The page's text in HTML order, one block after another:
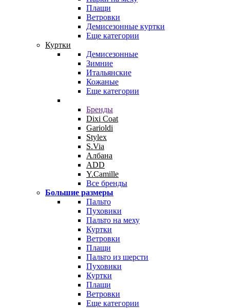
Плащи
Ветровки
Демисезонные куртки
Еще категории
Куртки
Демисезонные
Зимние
Итальянские
Кожаные
Еще категории
Бренды
Dixi Coat
Garioldi
Stylex
S.Via
Албана
ADD
Y.Camille
Все бренды
Большие размеры
Пальто
Пуховики
Пальто на меху
Куртки
Ветровки
Плащи
Пальто из шерсти
Пуховики
Куртки
Плащи
Ветровки
Еще категории